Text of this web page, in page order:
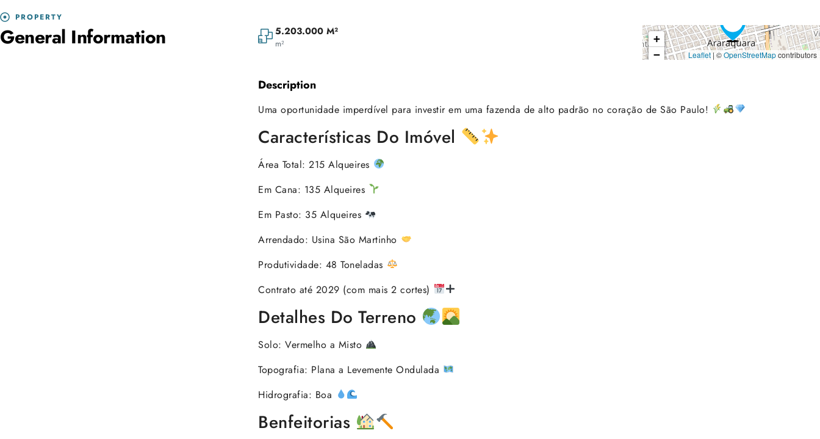
PROPERTY
General Information 5.203.000 M²
m²
+
−
Leaflet| ©OpenStreetMapcontributors
Description
Uma oportunidade imperdível para investir em uma fazenda de alto padrão no coração de São Paulo!
Características Do Imóvel
Área Total: 215 Alqueires
Em Cana: 135 Alqueires
Em Pasto: 35 Alqueires
Arrendado: Usina São Martinho
Produtividade: 48 Toneladas
Contrato até 2029 (com mais 2 cortes)
Detalhes Do Terreno
Solo: Vermelho a Misto
Topografia: Plana a Levemente Ondulada
Hidrografia: Boa
Benfeitorias